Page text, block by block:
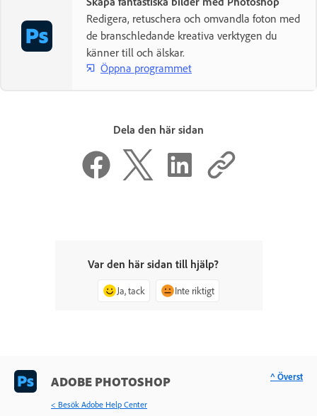
Redigera, retuschera och omvandla foton med
de branschledande kreativa verktygen du
känner till och älskar.
Öppna programmet
Dela den här sidan
Var den här sidan till hjälp?
Ja, tack Inte riktigt
ADOBE PHOTOSHOP
< Besök Adobe Help Center
^ Överst